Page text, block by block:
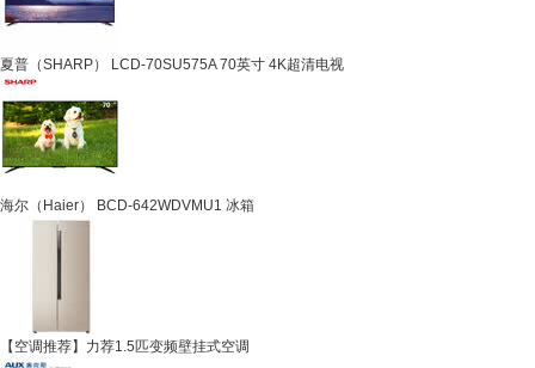
夏普（SHARP） LCD-70SU575A 70英寸 4K超清电视
海尔（Haier） BCD-642WDVMU1 冰箱
【空调推荐】力荐1.5匹变频壁挂式空调